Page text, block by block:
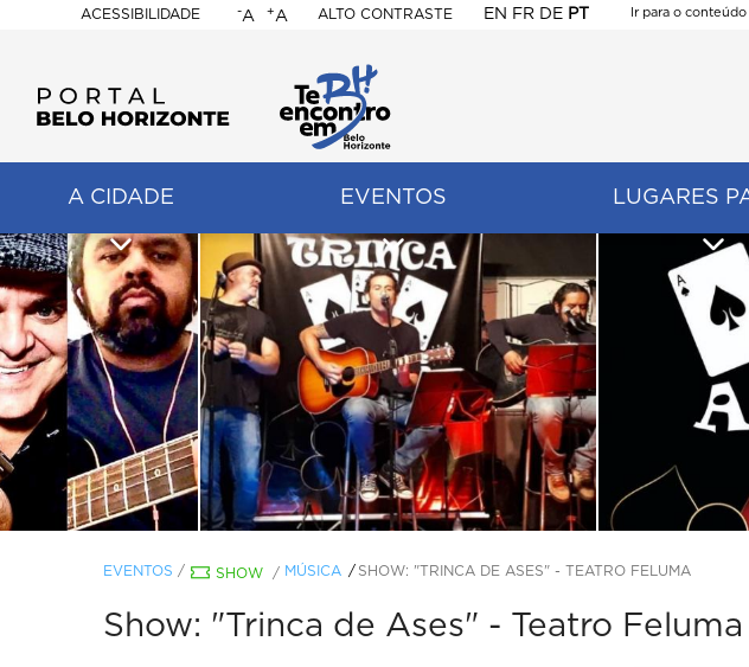
ACESSIBILIDADE
BELO
HORIZONTE
-A +A ALTO CONTRASTE EN FR DE PT
Ir para o conteúdo
A CIDADE EVENTOS LUGARES
EVENTOS / SHOW / MÚSICA SHOW: "TRINCA DE ASES" - TEATRO FELUMA
Show: "Trinca de Ases" - Teatro Feluma